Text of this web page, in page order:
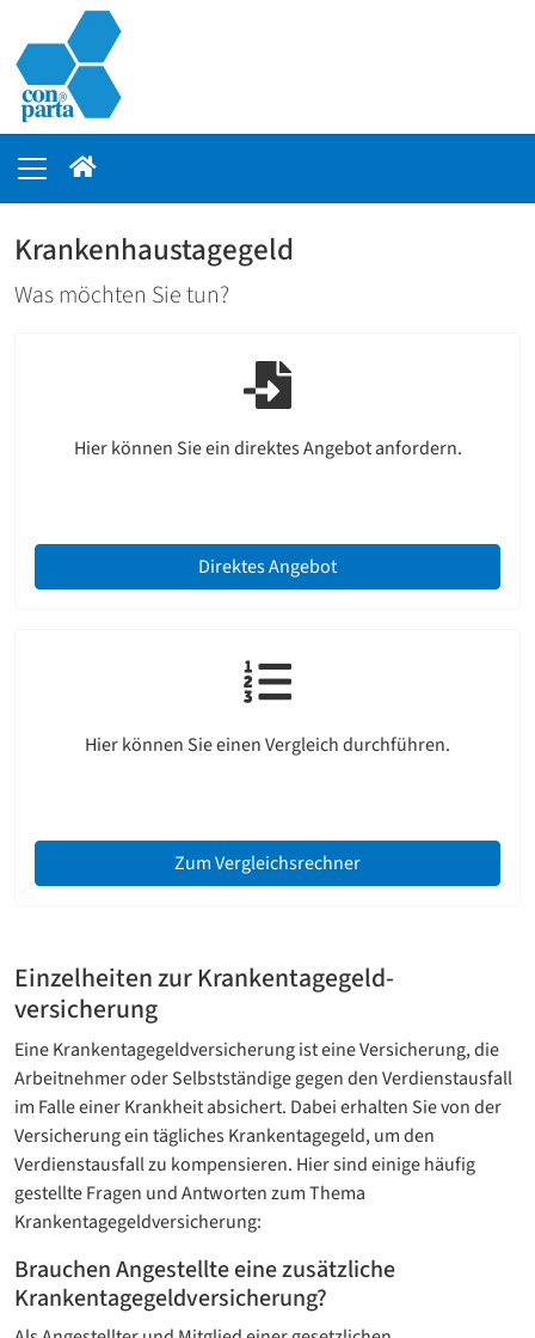
Krankenhaustagegeld
Was möchten Sie tun?
Hier können Sie ein direktes Angebot anfordern.
Direktes Angebot
Hier können Sie einen Vergleich durchführen.
Zum Vergleichsrechner
Einzelheiten zur Krankentagegeld­
versicherung
Eine Krankentagegeld­versicherung ist eine Versicherung, die
Arbeitnehmer oder Selbstständige gegen den Verdienstausfall
im Falle einer Krankheit absichert. Dabei erhalten Sie von der
Versicherung ein tägliches Krankentagegeld, um den
Verdienstausfall zu kompensieren. Hier sind einige häufig
gestellte Fragen und Antworten zum Thema
Krankentagegeldversicherung:
Brauchen Angestellte eine zusätzliche
Krankentagegeld­versicherung?